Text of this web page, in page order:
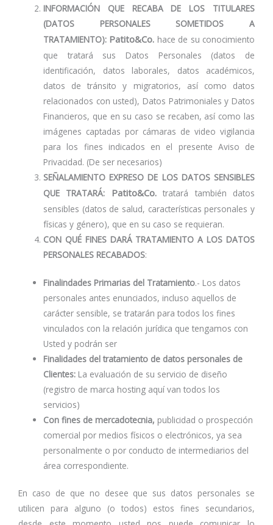
INFORMACIÓN QUE RECABA DE LOS TITULARES
(DATOS PERSONALES SOMETIDOS A
TRATAMIENTO): Patito&Co. hace de su conocimiento
que tratará sus Datos Personales (datos de
identificación, datos laborales, datos académicos,
datos de tránsito y migratorios, así como datos
relacionados con usted), Datos Patrimoniales y Datos
Financieros, que en su caso se recaben, así como las
imágenes captadas por cámaras de video vigilancia
para los fines indicados en el presente Aviso de
Privacidad. (De ser necesarios)
SEÑALAMIENTO EXPRESO DE LOS DATOS SENSIBLES
QUE TRATARÁ:
Patito&Co.tratará también datos
sensibles (datos de salud, características personales y
físicas y género), que en su caso se requieran.
CON QUÉ FINES DARÁ TRATAMIENTO A LOS DATOS
PERSONALES RECABADOS:
Finalindades Primarias del Tratamiento.- Los datos
personales antes enunciados, incluso aquellos de
carácter sensible, se tratarán para todos los fines
vinculados con la relación jurídica que tengamos con
Usted y podrán ser
Finalidades del tratamiento de datos personales de
Clientes: La evaluación de su servicio de diseño
(registro de marca hosting aquí van todos los
servicios)
Con fines de mercadotecnia, publicidad o prospección
comercial por medios físicos o electrónicos, ya sea
personalmente o por conducto de intermediarios del
área correspondiente.
En caso de que no desee que sus datos personales se
utilicen para alguno (o todos) estos fines secundarios,